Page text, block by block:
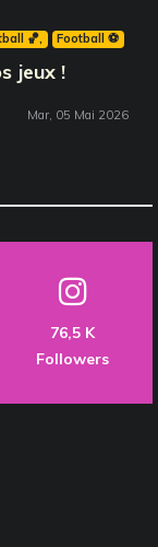
🏀 Football ⚽️
jeux !
Mar, 05 Mai 2026
76,5 K
Followers